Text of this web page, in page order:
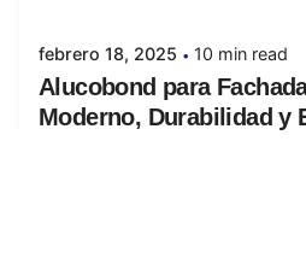
febrero 18, 2025 10 min read
Alucobond para
Moderno, Durabilidad y